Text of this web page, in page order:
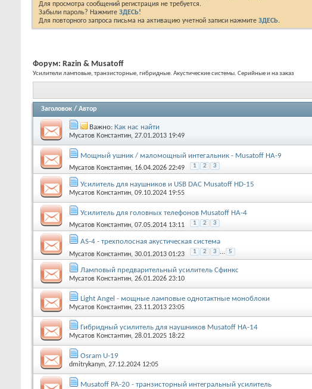
Для просмотра сообщений регистрация не требуется.
Забыли пароль? Нажмите ЗДЕСЬ!
Для повторного запроса письма на активацию учетной записи нажмите ЗДЕСЬ.
Форум: Razin & Musatoff
Усилители ламповые, транзисторные, гибридные. Акустические системы. Серийные и на заказ
Заголовок / Автор
Важно: Как нас найти
Мусатов Константин, 27.01.2013 19:49
Мощный ушник / маломощный интегальник - Musatoff HA-9
Мусатов Константин, 16.04.2026 22:49 1 2 3
Усилитель для наушников и USB DAC Musatoff HD-15
Мусатов Константин, 09.10.2024 19:55
Усилитель для головных телефонов Musatoff HA-4
Мусатов Константин, 07.05.2014 13:11 1 2 3
AS-4 - трехполосная акустическая система
Мусатов Константин, 30.01.2013 01:23 1 2 3 ... 5
Ламповый предварительный усилитель Сфинкс
Мусатов Константин, 26.01.2026 23:10
Light Angel - мощные ламповые однотактные моноблоки
Мусатов Константин, 23.11.2013 23:05
Гибридный усилитель для наушников Musatoff HA-14
Мусатов Константин, 28.01.2025 18:22
Osram U-19
dmitrykanyn, 27.12.2024 12:05
Musatoff PA-20 - транзисторный интегральный усилитель